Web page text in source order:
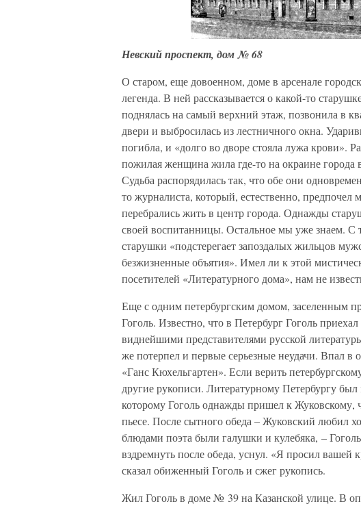
Невский проспект, дом № 68
О старом, еще довоенном, доме в арсенале
легенда. В ней рассказывается о какой-то
поднялась на самый верхний этаж, позвонила в
двери и выбросилась из лестничного окна.
погибла, и «долго во дворе стояла лужа крови».
пожилая женщина жила где-то на окраине города
Судьба распорядилась так, что обе они
то журналиста, который, естественно,
перебрались жить в центр города. Однажды
своей воспитанницы. Остальное мы уже знаем. С
старушки «подстерегает запоздалых жильцов
безжизненные объятия». Имел ли к этой
посетителей «Литературного дома», нам не
Еще с одним петербургским домом, заселенным
Гоголь. Известно, что в Петербург Гоголь
виднейшими представителями русской
же потерпел и первые серьезные неудачи. Впал
«Ганс Кюхельгартен». Если верить
другие рукописи. Литературному Петербургу
которому Гоголь однажды пришел к Жуковскому,
пьесе. После сытного обеда – Жуковский любил
блюдами поэта были галушки и кулебяка, –
вздремнуть после обеда, уснул. «Я просил
сказал обиженный Гоголь и сжег рукопись.
Жил Гоголь в доме № 39 на Казанской улице. В